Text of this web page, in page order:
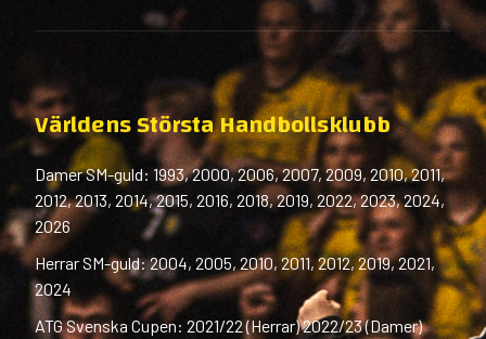
Världens Största Handbollsklubb
Damer SM-guld: 1993, 2000, 2006, 2007, 2009, 2010, 2011,
2012, 2013, 2014, 2015, 2016, 2018, 2019, 2022, 2023, 2024,
2026
Herrar SM-guld: 2004, 2005, 2010, 2011, 2012, 2019, 2021,
2024
ATG Svenska Cupen: 2021/22 (Herrar) 2022/23 (Damer)